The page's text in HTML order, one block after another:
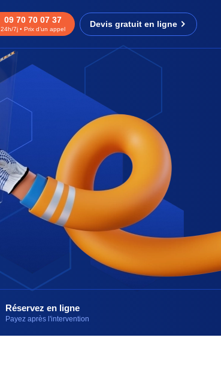
09 70 70 07 37
24h/7j • Prix d’un appel
Devis gratuit en ligne
Réservez en ligne
Payez après l'intervention